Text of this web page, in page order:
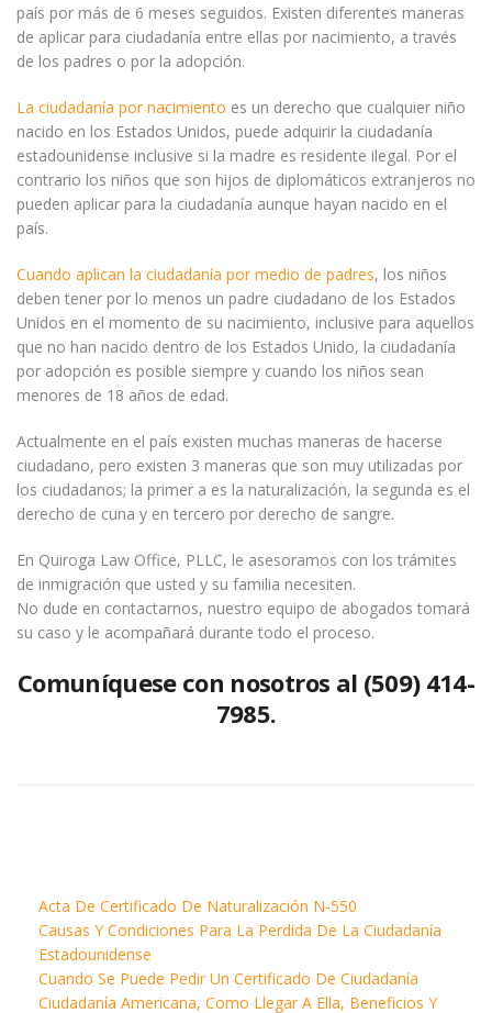
país por más de 6 meses seguidos. Existen diferentes maneras
de aplicar para ciudadanía entre ellas por nacimiento, a través
de los padres o por la adopción.
La ciudadanía por nacimiento es un derecho que cualquier niño
nacido en los Estados Unidos, puede adquirir la ciudadanía
estadounidense inclusive si la madre es residente ilegal. Por el
contrario los niños que son hijos de diplomáticos extranjeros no
pueden aplicar para la ciudadanía aunque hayan nacido en el
país.
Cuando aplican la ciudadanía por medio de padres, los niños
deben tener por lo menos un padre ciudadano de los Estados
Unidos en el momento de su nacimiento, inclusive para aquellos
que no han nacido dentro de los Estados Unido, la ciudadanía
por adopción es posible siempre y cuando los niños sean
menores de 18 años de edad.
Actualmente en el país existen muchas maneras de hacerse
ciudadano, pero existen 3 maneras que son muy utilizadas por
los ciudadanos; la primer a es la naturalización, la segunda es el
derecho de cuna y en tercero por derecho de sangre.
En Quiroga Law Office, PLLC, le asesoramos con los trámites
de inmigración que usted y su familia necesiten.
No dude en contactarnos, nuestro equipo de abogados tomará
su caso y le acompañará durante todo el proceso.
Comuníquese con nosotros al (509) 414-
7985.
Acta De Certificado De Naturalización N-550
Causas Y Condiciones Para La Perdida De La Ciudadanía
Estadounidense
Cuando Se Puede Pedir Un Certificado De Ciudadanía
Ciudadanía Americana, Como Llegar A Ella, Beneficios Y